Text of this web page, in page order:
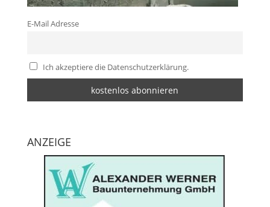
E-Mail Adresse
Ich akzeptiere die Datenschutzerklärung.
ANZEIGE